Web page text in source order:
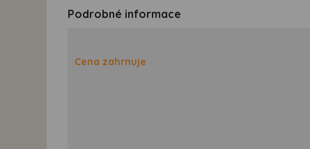
Podrobné informace
Cena zahrnuje